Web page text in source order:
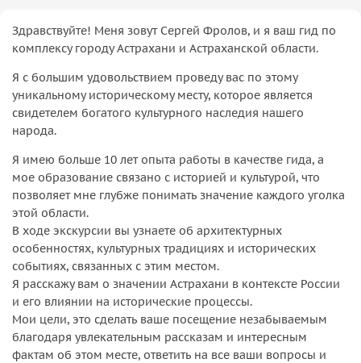
Здравствуйте! Меня зовут Сергей Фролов, и я ваш гид по
комплексу городу Астрахани и Астраханской области.
Я с большим удовольствием проведу вас по этому
уникальному историческому месту, которое является
свидетелем богатого культурного наследия нашего
народа.
Я имею больше 10 лет опыта работы в качестве гида, а
мое образование связано с историей и культурой, что
позволяет мне глубже понимать значение каждого уголка
этой области.
В ходе экскурсии вы узнаете об архитектурных
особенностях, культурных традициях и исторических
событиях, связанных с этим местом.
Я расскажу вам о значении Астрахани в контексте России
и его влиянии на исторические процессы.
Мои цели, это сделать ваше посещение незабываемым
благодаря увлекательным рассказам и интересным
фактам об этом месте, ответить на все ваши вопросы и